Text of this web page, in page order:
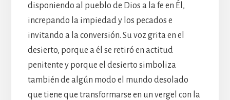
disponiendo al pueblo de Dios a la fe en Él,
increpando la impiedad y los pecados e
invitando a la conversión. Su voz grita en el
desierto, porque a él se retiró en actitud
penitente y porque el desierto simboliza
también de algún modo el mundo desolado
que tiene que transformarse en un vergel con la